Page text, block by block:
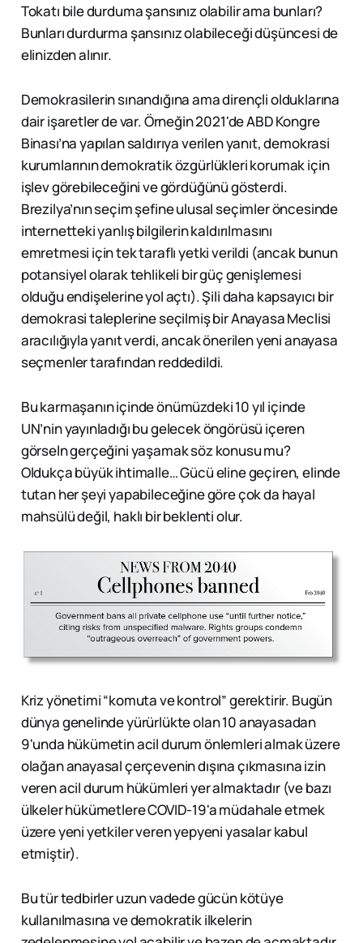
Tokatı bile durduma şansınız olabilir ama bunları?
Bunları durdurma şansınız olabileceği düşüncesi de
elinizden alınır.
Demokrasilerin sınandığına ama dirençli olduklarına
dair işaretler de var. Örneğin 2021'de ABD Kongre
Binası’na yapılan saldırıya verilen yanıt, demokrasi
kurumlarının demokratik özgürlükleri korumak için
işlev görebileceğini ve gördüğünü gösterdi.
Brezilya’nın seçim şefine ulusal seçimler öncesinde
internetteki yanlış bilgilerin kaldırılmasını
emretmesi için tek taraflı yetki verildi (ancak bunun
potansiyel olarak tehlikeli bir güç genişlemesi
olduğu endişelerine yol açtı). Şili daha kapsayıcı bir
demokrasi taleplerine seçilmiş bir Anayasa Meclisi
aracılığıyla yanıt verdi, ancak önerilen yeni anayasa
seçmenler tarafından reddedildi.
Bu karmaşanın içinde önümüzdeki 10 yıl içinde
UN’nin yayınladığı bu gelecek öngörüsü içeren
görseln gerçeğini yaşamak söz konusu mu?
Oldukça büyük ihtimalle… Gücü eline geçiren, elinde
tutan her şeyi yapabileceğine göre çok da hayal
mahsülü değil, haklı bir beklenti olur.
Kriz yönetimi “komuta ve kontrol” gerektirir. Bugün
dünya genelinde yürürlükte olan 10 anayasadan
9'unda hükümetin acil durum önlemleri almak üzere
olağan anayasal çerçevenin dışına çıkmasına izin
veren acil durum hükümleri yer almaktadır (ve bazı
ülkeler hükümetlere COVID-19'a müdahale etmek
üzere yeni yetkiler veren yepyeni yasalar kabul
etmiştir).
Bu tür tedbirler uzun vadede gücün kötüye
kullanılmasına ve demokratik ilkelerin